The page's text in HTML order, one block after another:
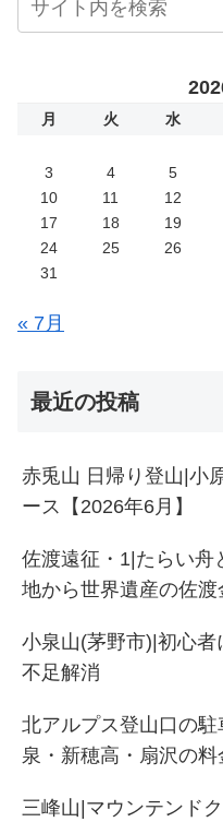
月 火 水
3
4 5
10
11 12
17
18 19
24
25 26
31
« 7月
最近の投稿
赤兎山 日帰り登山|小
ース【2026年6月】
佐渡遠征・1|たらい舟
地から世界遺産の佐渡
小泉山(茅野市)|初心
不足解消
北アルプス登山口の
泉・新穂高・扇沢の料
三峰山|マウンテンド